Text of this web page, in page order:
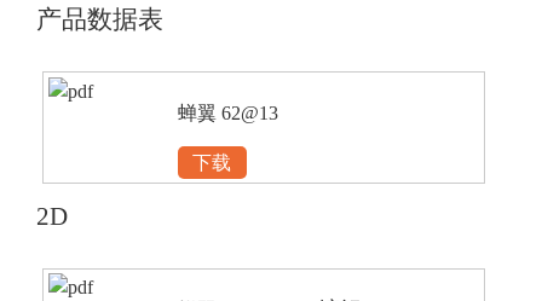
产品数据表
蝉翼 62@13
下载
2D